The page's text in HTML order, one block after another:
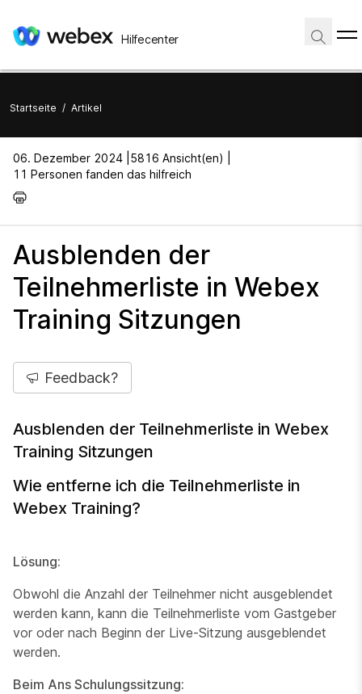
Hilfecenter
Startseite / Artikel
06. Dezember 2024 | 5816 Ansicht(en) |
11 Personen fanden das hilfreich
Ausblenden der
Teilnehmerliste in Webex
Training Sitzungen
Feedback?
Ausblenden der Teilnehmerliste in Webex
Training Sitzungen
Wie entferne ich die Teilnehmerliste in
Webex Training?
Lösung:
Obwohl die Anzahl der Teilnehmer nicht ausgeblendet
werden kann, kann die Teilnehmerliste vom Gastgeber
vor oder nach Beginn der Live-Sitzung ausgeblendet
werden.
Beim Ans Schulungssitzung: